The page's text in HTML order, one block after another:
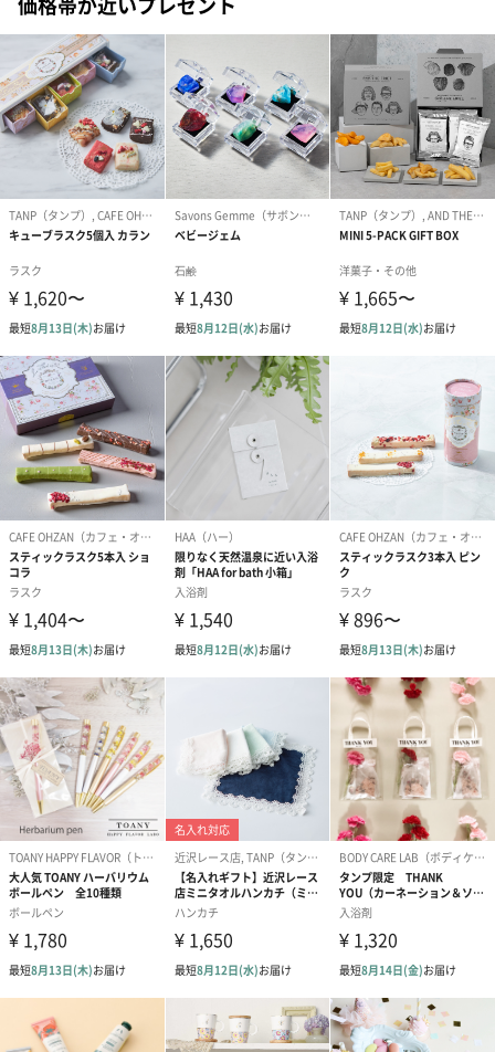
フラワーテディベア
（2,390円）
テディベア（バニラ）
（1,760円）
テディベア（
ル）（1,760円
紅茶・コーヒー・スイーツ
紅茶・コーヒー・スイーツを同梱してお届けいたします。ギフト
アールグレイ（HAPPY
BIRTHDAY TO YOU）
（660円）
アールグレイティー
（660円）
フルーツティ
円）
スイーツ
スイーツを同梱してお届けいたします。ギフトへの＋αにおすすめ
です。
円）
（バナナ味）（540円）
ェ〜国産フル
り〜 3号（864